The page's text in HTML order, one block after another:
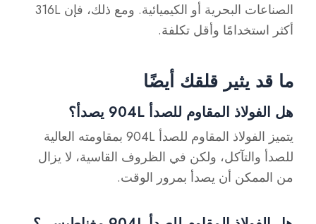
الصناعات البحرية أو الكيميائية. ومع ذلك، فإن 316L
أكثر استخدامًا وأقل تكلفة.
ما قد يثير قلقك أيضًا
هل الفولاذ المقاوم للصدأ 904L يصدأ؟
يتميز الفولاذ المقاوم للصدأ 904L بمقاومته العالية
للصدأ والتآكل، ولكن في الظروف القاسية، لا يزال
من الممكن أن يصدأ بمرور الوقت.